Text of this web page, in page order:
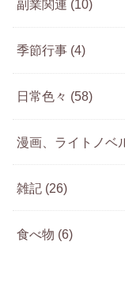
副業関連 (10)
季節行事 (4)
日常色々 (58)
漫画、ライトノベ
雑記 (26)
食べ物 (6)